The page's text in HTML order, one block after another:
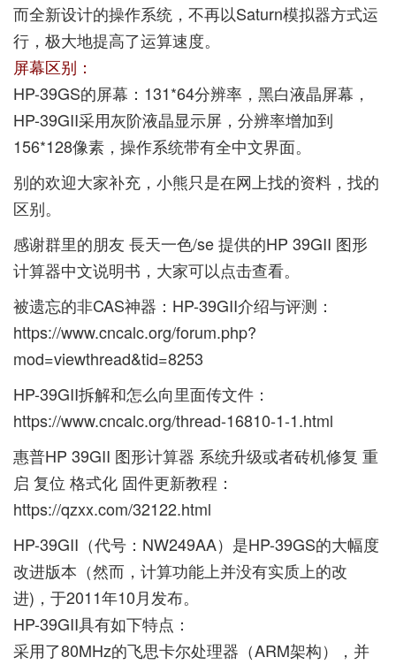
而全新设计的操作系统，不再以Saturn模拟器方式运
行，极大地提高了运算速度。
屏幕区别：
HP-39GS的屏幕：131*64分辨率，黑白液晶屏幕，
HP-39GII采用灰阶液晶显示屏，分辨率增加到
156*128像素，操作系统带有全中文界面。
别的欢迎大家补充，小熊只是在网上找的资料，找的
区别。
感谢群里的朋友 長天一色/se 提供的HP 39GII 图形
计算器中文说明书，大家可以点击查看。
被遗忘的非CAS神器：HP-39GII介绍与评测：
https://www.cncalc.org/forum.php?
mod=viewthread&tid=8253
HP-39GII拆解和怎么向里面传文件：
https://www.cncalc.org/thread-16810-1-1.html
惠普HP 39GII 图形计算器 系统升级或者砖机修复 重
启 复位 格式化 固件更新教程：
https://qzxx.com/32122.html
HP-39GII（代号：NW249AA）是HP-39GS的大幅度
改进版本（然而，计算功能上并没有实质上的改
进)，于2011年10月发布。
HP-39GII具有如下特点：
采用了80MHz的飞思卡尔处理器（ARM架构），并